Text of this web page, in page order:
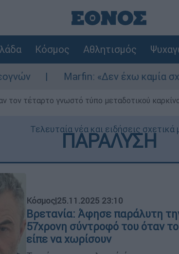
Κόσμος Αθλητισμός
Marfin: «Δεν έχω καμία σχέση με την
τον τέταρτο γνωστό τύπο μεταδοτικού
Τελευταία νέα και ειδήσεις σχετικά
ΠΑΡΑΛΥΣΗ
Κόσμος|25.11.2025 23:10
Βρετανία: Άφησε παράλυτη
57χρονη σύντροφό του όταν
είπε να χωρίσουν